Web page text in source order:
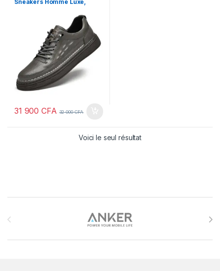
Sneakers Homme Luxe,
31 900CFA 32 000CFA
Voici le seul résultat